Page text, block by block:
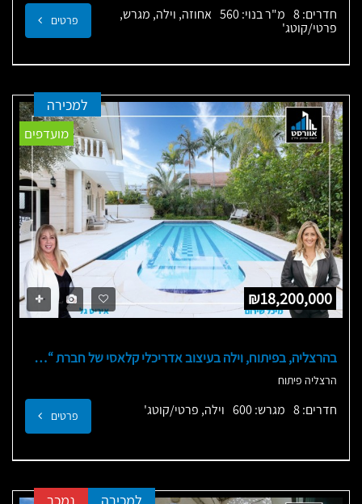
חדרים: 8 מ"ר בנוי: 560
אחוזה, וילה, מגרש,
פרטי/קוטג'
פרטים
מועדפים
למכירה
₪18,200,000
בהרצליה, בפיתוח, וילה בעיצוב אדריכלי קלאסי של חברת “2M” אדריכלים
הרצליה פיתוח
חדרים: 8 מגרש: 600 וילה, פרטי/קוטג' פרטים